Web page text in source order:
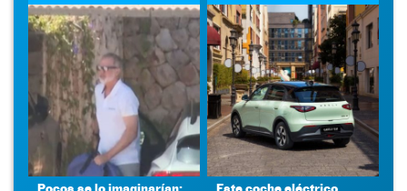
Pocos se lo imaginarían:
Este coche eléctrico